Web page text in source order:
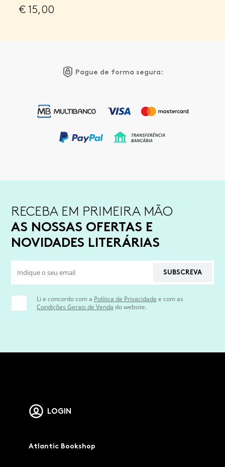
€15,00
Pague de forma segura:
RECEBA EM PRIMEIRA MÃO
AS NOSSAS OFERTAS E
NOVIDADES LITERÁRIAS
SUBSCREVA
Li e concordo com a Política de Privacidade e com as
Condições Gerais de Venda do website.
LOGIN
Atlantic Bookshop